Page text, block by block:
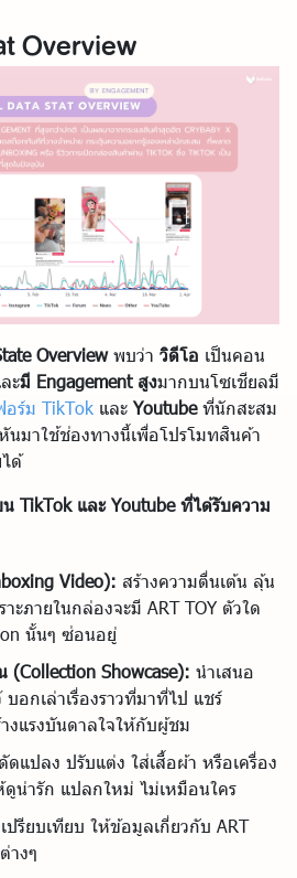
Overview
Overviewพบว่า วิดีโอ เป็นคอน
ะมี Engagement สูงมากบนโซเชียลมี
ร์ม TikTok และ Youtubeที่นักสะสม
มาใช้ช่องทางนี้เพื่อโปรโมทสินค้า
ด้
TikTok และ Youtube ที่ได้รับความ
Video): สร้างความตื่นเต้น ลุ้น
ะภายในกล่องจะมี ART TOY ตัวใด
นั้นๆ ซ่อนอยู่
(Collection Showcase): นำเสนอ
บอกเล่าเรื่องราวที่มาที่ไป แชร์
งแรงบันดาลใจให้กับผู้ชม
ดัดแปลง ปรับแต่ง ใส่เสื้อผ้า หรือเครื่อง
ดูน่ารัก แปลกใหม่ ไม่เหมือนใคร
เปรียบเทียบ ให้ข้อมูลเกี่ยวกับ ART
างๆ